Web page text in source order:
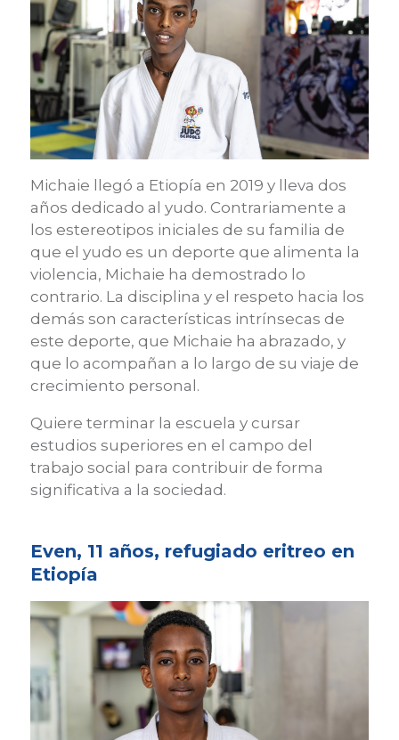
Michaie llegó a Etiopía en 2019 y lleva dos
años dedicado al yudo. Contrariamente a
los estereotipos iniciales de su familia de
que el yudo es un deporte que alimenta la
violencia, Michaie ha demostrado lo
contrario. La disciplina y el respeto hacia los
demás son características intrínsecas de
este deporte, que Michaie ha abrazado, y
que lo acompañan a lo largo de su viaje de
crecimiento personal.
Quiere terminar la escuela y cursar
estudios superiores en el campo del
trabajo social para contribuir de forma
significativa a la sociedad.
Even, 11 años, refugiado eritreo en
Etiopía